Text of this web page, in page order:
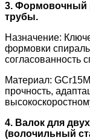
3. Формовочный
трубы.
Назначение:
формовки
согласованность
Материал:
прочность,
4. Валок для
(волочильный